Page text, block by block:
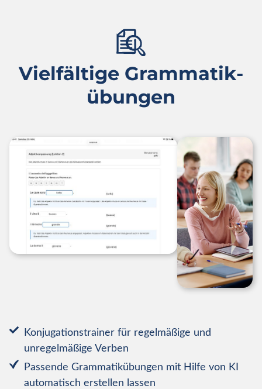
Vielfältige Grammatik­
übungen
Konjugationstrainer für regelmäßige und
unregelmäßige Verben
Passende Grammatikübungen mit Hilfe von KI
automatisch erstellen lassen